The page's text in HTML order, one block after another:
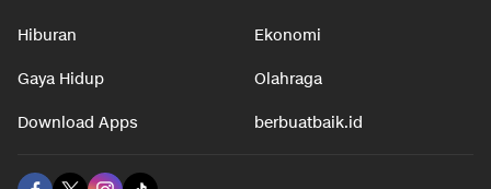
Hiburan Ekonomi
Gaya Hidup Olahraga
Download Apps berbuatbaik.id